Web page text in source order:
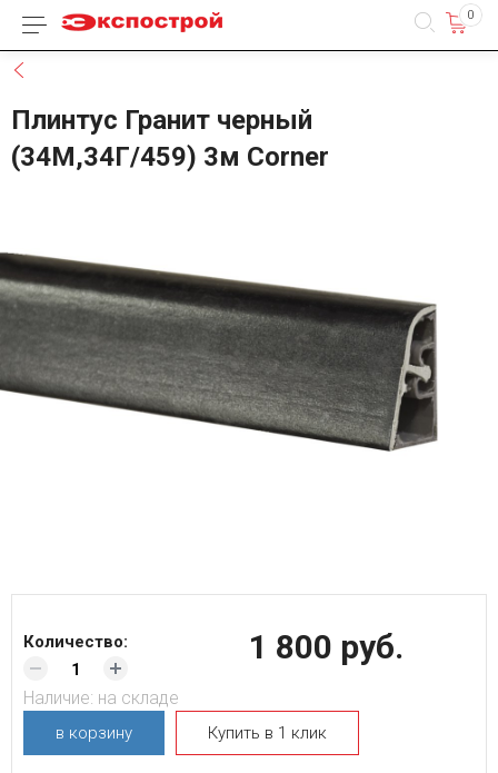
Каталог товаров 0
Плинтус Гранит черный
(34М,34Г/459) 3м Corner
1 800 руб.
Количество:
Наличие: на складе
в корзину Купить в 1 клик